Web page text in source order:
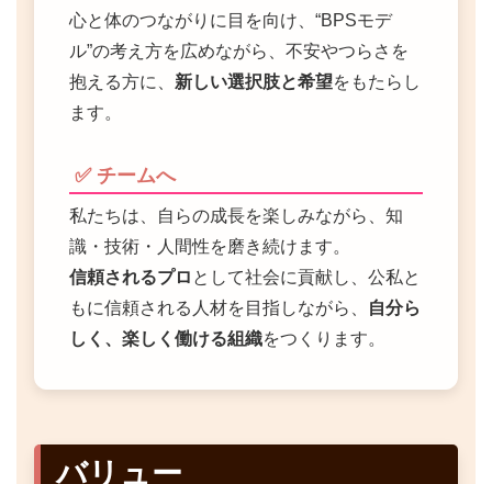
心と体のつながりに目を向け、“BPSモデ
ル”の考え方を広めながら、不安やつらさを
抱える方に、 新しい選択肢と希望をもたらし
ます。
✅ チームへ
私たちは、自らの成長を楽しみながら、知
識・技術・人間性を磨き続けます。
信頼されるプロ として社会に貢献し、公私と
もに信頼される人材を目指しながら、
自分ら
しく、楽しく働ける組織をつくります。
バリュー